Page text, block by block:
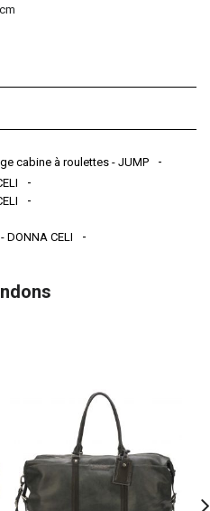
cabine à roulettes - JUMP
CELI